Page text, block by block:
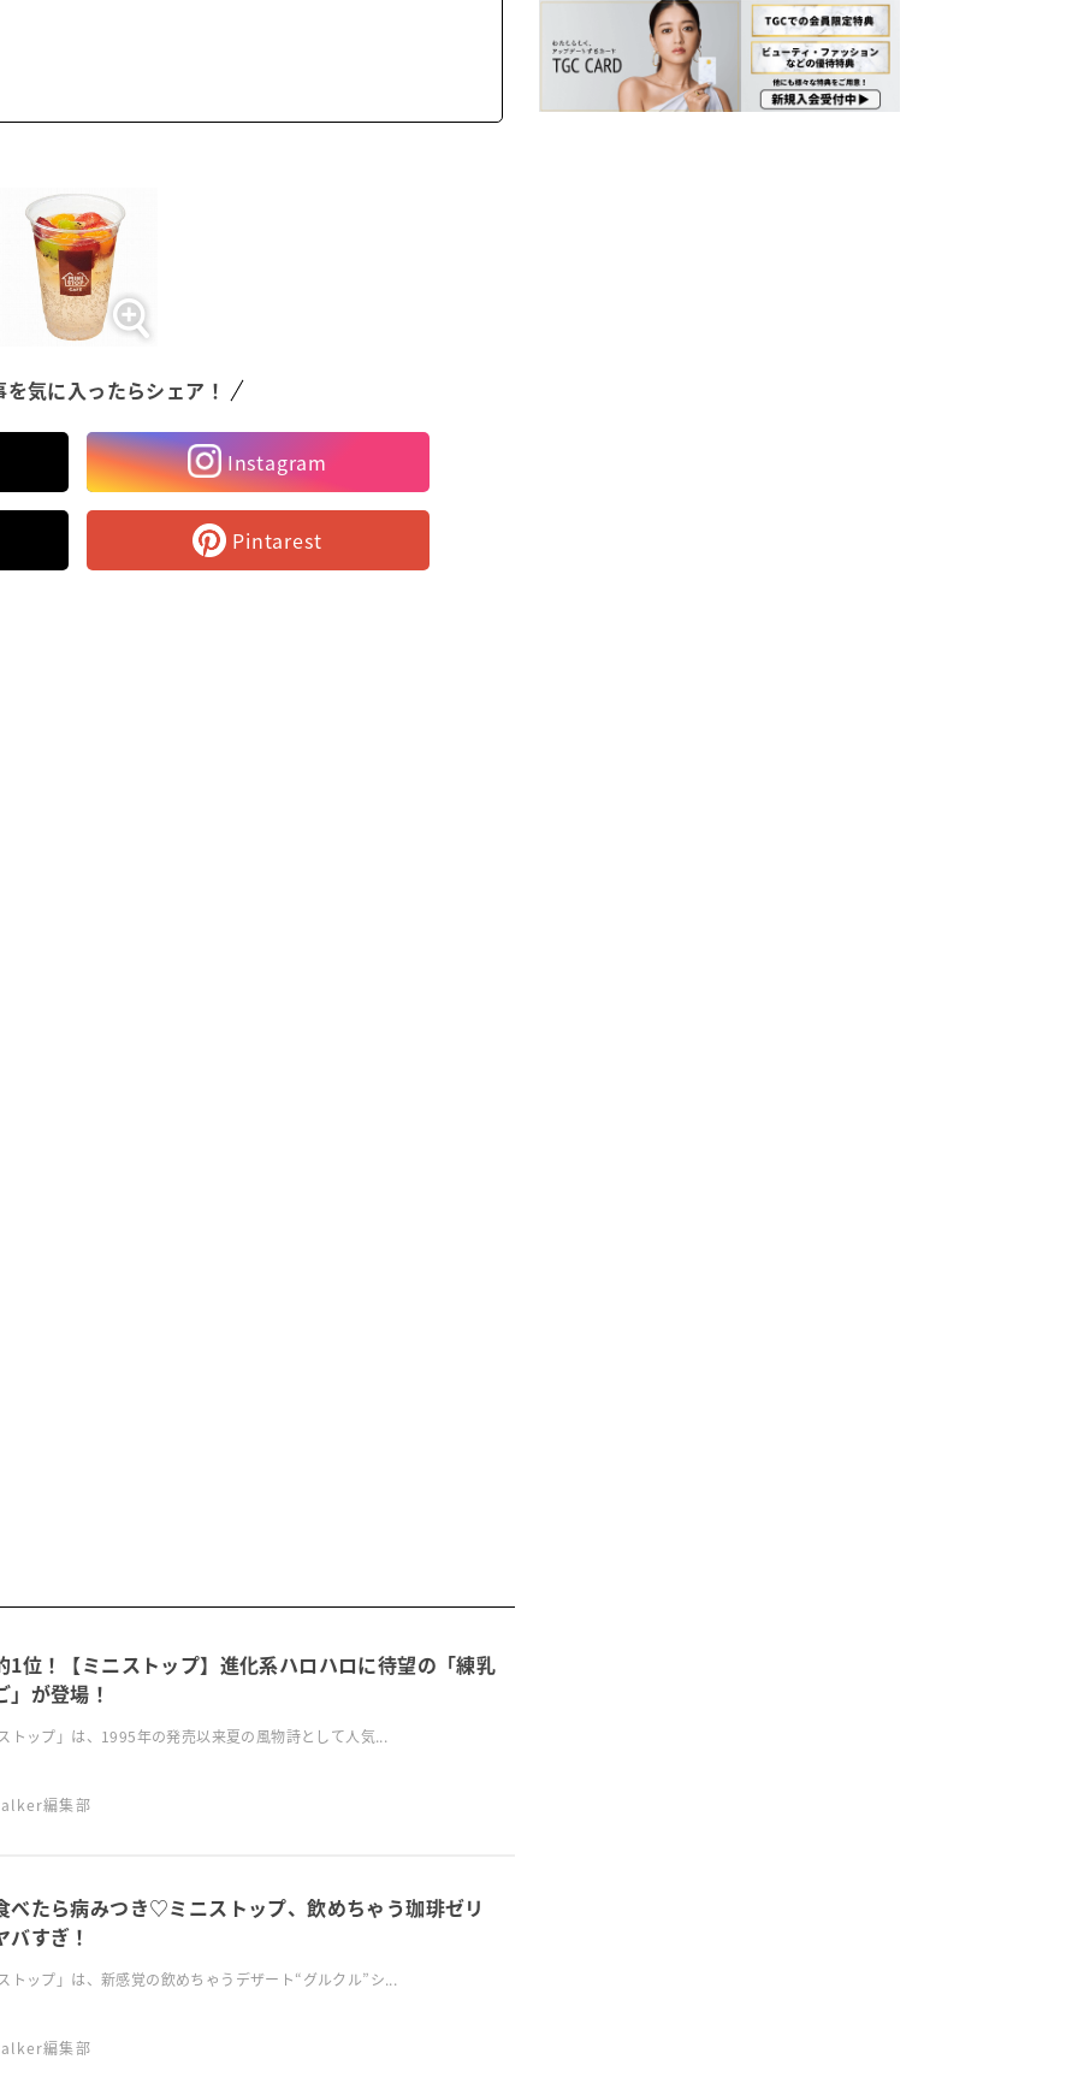
を気に入ったらシェア！
Instagram
Pintarest
1位！【ミニストップ】進化系ハロハロに待望の「練乳
」が登場！
ストップ」は、1995年の発売以来夏の風物詩として人気...
編集部
べたら病みつき♡ミニストップ、飲めちゃう珈琲ゼリ
バすぎ！
ストップ」は、新感覚の飲めちゃうデザート“グルクル”シ...
編集部